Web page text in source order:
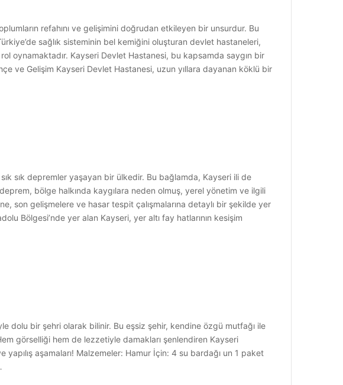
refahını ve gelişimini doğrudan etkileyen bir unsurdur. Bu
sağlık sisteminin bel kemiğini oluşturan devlet hastaneleri,
oynamaktadır. Kayseri Devlet Hastanesi, bu kapsamda saygın bir
ve Gelişim Kayseri Devlet Hastanesi, uzun yıllara dayanan köklü bir
sık depremler yaşayan bir ülkedir. Bu bağlamda, Kayseri ili de
bölge halkında kaygılara neden olmuş, yerel yönetim ve ilgili
son gelişmelere ve hasar tespit çalışmalarına detaylı bir şekilde yer
Bölgesi’nde yer alan Kayseri, yer altı fay hatlarının kesişim
dolu bir şehri olarak bilinir. Bu eşsiz şehir, kendine özgü mutfağı ile
görselliği hem de lezzetiyle damakları şenlendiren Kayseri
aşamaları! Malzemeler: Hamur İçin: 4 su bardağı un 1 paket